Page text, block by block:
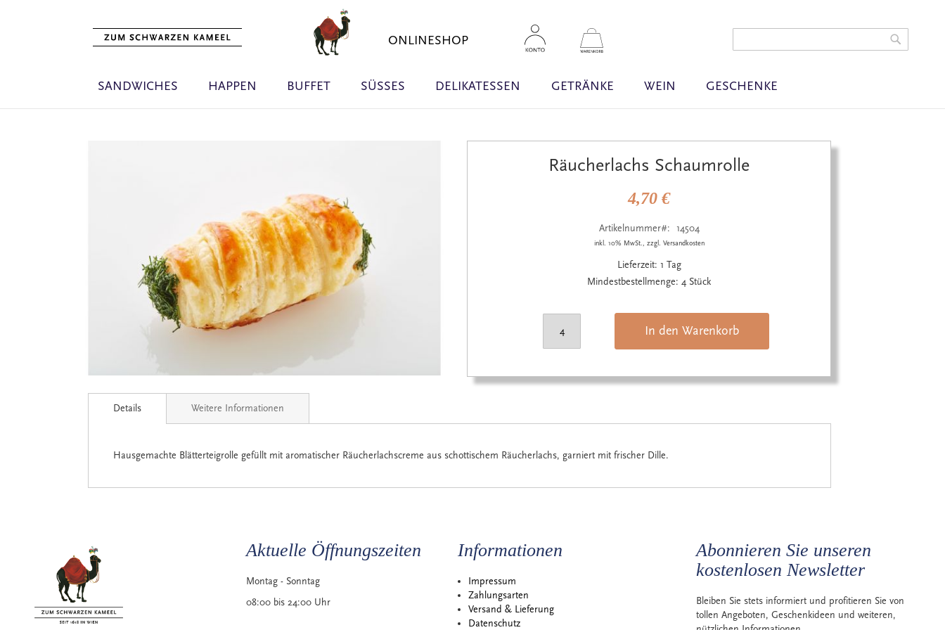
ONLINESHOP
Search
SANDWICHES HAPPEN BUFFET SÜSSES DELIKATESSEN GETRÄNKE WEIN GESCHENKE
Räucherlachs Schaumrolle
4,70 €
Artikelnummer 14504
inkl. 10% MwSt., zzgl. Versandkosten
Lieferzeit: 1 Tag
Mindestbestellmenge: 4 Stück
In den Warenkorb
Anfang
Details
Hausgemachte Blätterteigrolle gefüllt mit aromatischer Räucherlachscreme aus schottischem Räucherlachs, garniert mit frischer Dille.
Weitere Informationen
Aktuelle Öffnungszeiten
Montag - Sonntag
08:00 bis 24:00 Uhr
Informationen
Impressum
Zahlungsarten
Versand & Lieferung
Datenschutz
Abonnieren Sie unseren
kostenlosen Newsletter
Bleiben Sie stets informiert und profitieren Sie von
tollen Angeboten, Geschenkideen und weiteren,